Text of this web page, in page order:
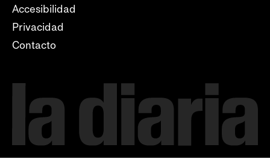
Accesibilidad
Privacidad
Contacto